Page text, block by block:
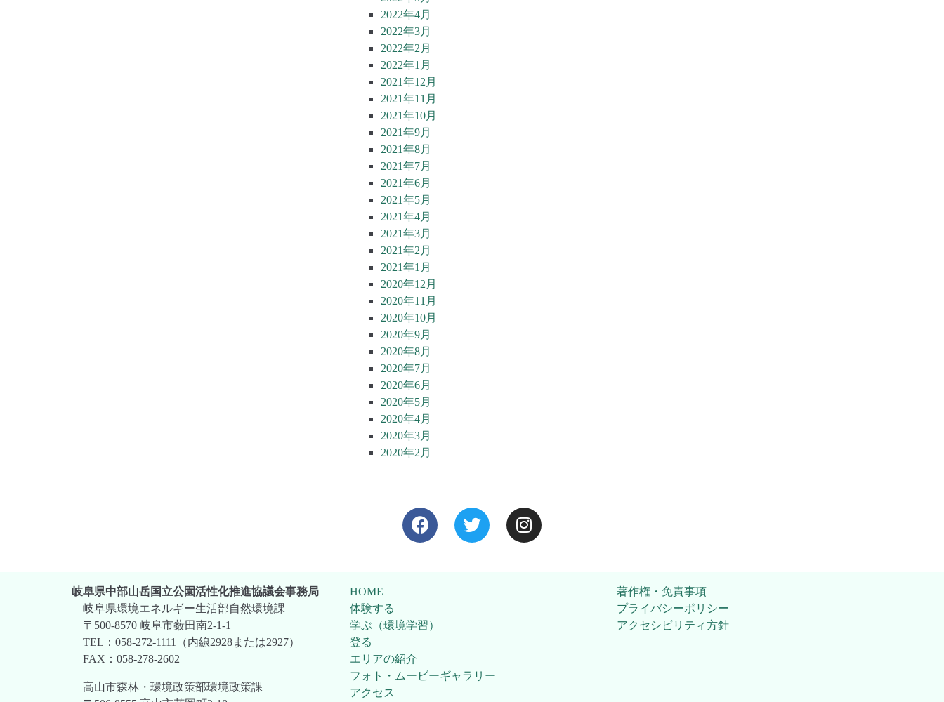
2022年4月
2022年3月
2022年2月
2022年1月
2021年12月
2021年11月
2021年10月
2021年9月
2021年8月
2021年7月
2021年6月
2021年5月
2021年4月
2021年3月
2021年2月
2021年1月
2020年12月
2020年11月
2020年10月
2020年9月
2020年8月
2020年7月
2020年6月
2020年5月
2020年4月
2020年3月
2020年2月
岐阜県中部山岳国立公園活性化推進協議会事務局
岐阜県環境エネルギー生活部自然環境課
〒500-8570 岐阜市薮田南2-1-1
TEL：058-272-1111（内線2928または2927）
FAX：058-278-2602
高山市森林・環境政策部環境政策課
HOME
体験する
学ぶ（環境学習）
登る
エリアの紹介
フォト・ムービーギャラリー
アクセス
著作権・免責事項
プライバシーポリシー
アクセシビリティ方針